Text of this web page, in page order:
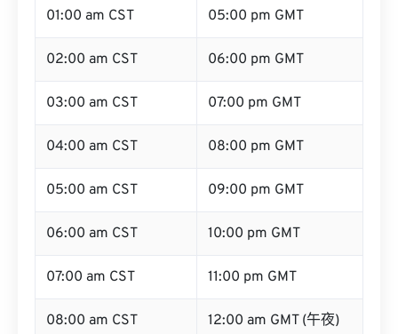
01:00 am CST 05:00 pm GMT
02:00 am CST 06:00 pm GMT
03:00 am CST 07:00 pm GMT
04:00 am CST 08:00 pm GMT
05:00 am CST 09:00 pm GMT
06:00 am CST 10:00 pm GMT
07:00 am CST 11:00 pm GMT
08:00 am CST 12:00 am GMT (午夜)